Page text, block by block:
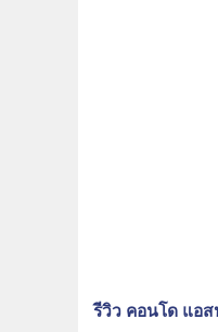
รีวิว คอนโด แอส